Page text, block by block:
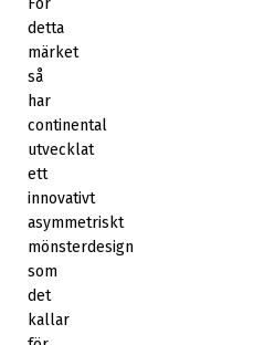
detta
märket
så
har
continental
utvecklat
ett
innovativt
asymmetriskt
mönsterdesign
som
det
kallar